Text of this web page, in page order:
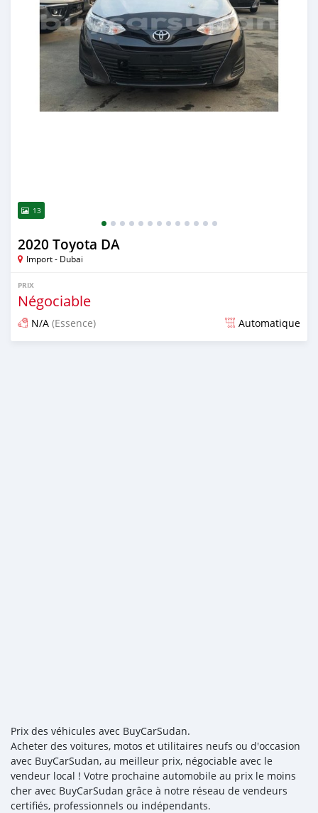
13
2020 Toyota DA
Import - Dubai
PRIX
Négociable
N/A (Essence) Automatique
Prix des véhicules avec BuyCarSudan.
Acheter des voitures, motos et utilitaires neufs ou d'occasion
avec BuyCarSudan, au meilleur prix, négociable avec le
vendeur local ! Votre prochaine automobile au prix le moins
cher avec BuyCarSudan grâce à notre réseau de vendeurs
certifiés, professionnels ou indépendants.